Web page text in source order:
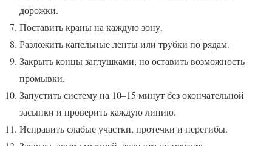
дорожки.
Поставить краны на каждую зону.
Разложить капельные ленты или трубки по рядам.
Закрыть концы заглушками, но оставить возможность
промывки.
Запустить систему на 10–15 минут без окончательной
засыпки и проверить каждую линию.
Исправить слабые участки, протечки и перегибы.